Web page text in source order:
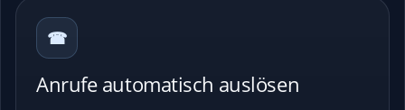
☎
Anrufe automatisch auslösen